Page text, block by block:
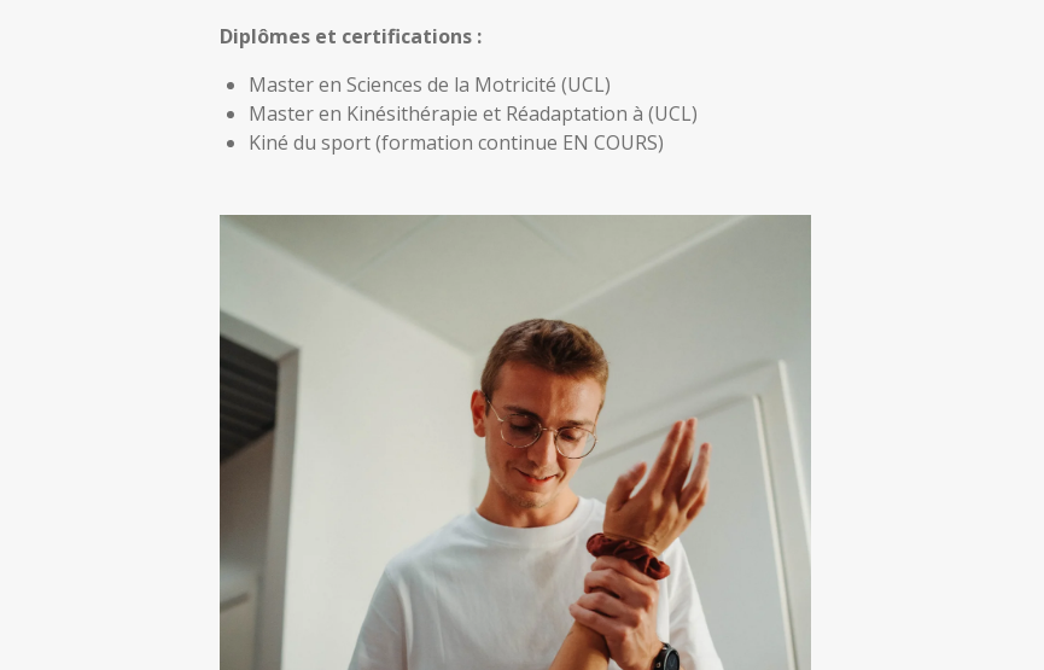
Diplômes et certifications :
Master en Sciences de la Motricité (UCL)
Master en Kinésithérapie et Réadaptation à (UCL)
Kiné du sport (formation continue EN COURS)